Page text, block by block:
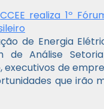
CCEE realiza 1º
de Energia
de Análise
de
que irão